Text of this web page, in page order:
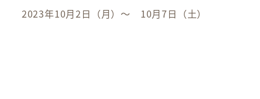
2023年10月2日（月）～ 10月7日（土）